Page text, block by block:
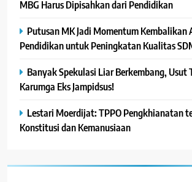
MBG Harus Dipisahkan dari Pendidikan
Putusan MK Jadi Momentum Kembalikan
Pendidikan untuk Peningkatan Kualitas
Banyak Spekulasi Liar Berkembang, Usut
Karumga Eks Jampidsus!
Lestari Moerdijat: TPPO Pengkhianatan
Konstitusi dan Kemanusiaan